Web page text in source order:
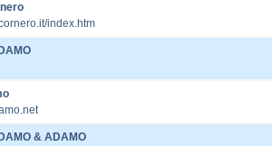
index.htm
& ADAMO